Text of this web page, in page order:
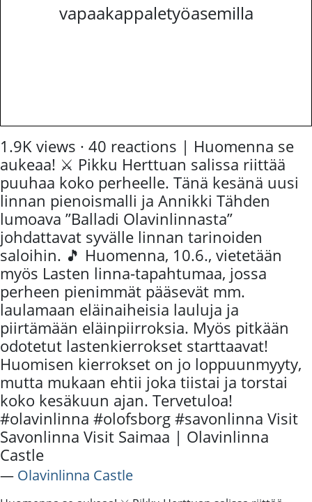
vapaakappaletyöasemilla
1.9K views · 40 reactions | Huomenna se
aukeaa! ⚔️ Pikku Herttuan salissa riittää
puuhaa koko perheelle. Tänä kesänä uusi
linnan pienoismalli ja Annikki Tähden
lumoava ”Balladi Olavinlinnasta”
johdattavat syvälle linnan tarinoiden
saloihin. 🎵 Huomenna, 10.6., vietetään
myös Lasten linna-tapahtumaa, jossa
perheen pienimmät pääsevät mm.
laulamaan eläinaiheisia lauluja ja
piirtämään eläinpiirroksia. Myös pitkään
odotetut lastenkierrokset starttaavat!
Huomisen kierrokset on jo loppuunmyyty,
mutta mukaan ehtii joka tiistai ja torstai
koko kesäkuun ajan. Tervetuloa!
#olavinlinna #olofsborg #savonlinna Visit
Savonlinna Visit Saimaa | Olavinlinna
Castle
― Olavinlinna Castle